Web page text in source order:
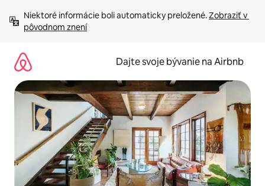
obsah.
Niektoré informácie boli automaticky preložené. Zobraziť v
pôvodnom znení
Dajte svoje bývanie na Airbnb